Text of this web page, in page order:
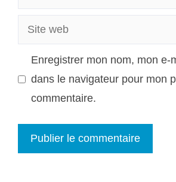
mail
Site
web
Enregistrer mon nom, mon e-
dans le navigateur pour mon
commentaire.